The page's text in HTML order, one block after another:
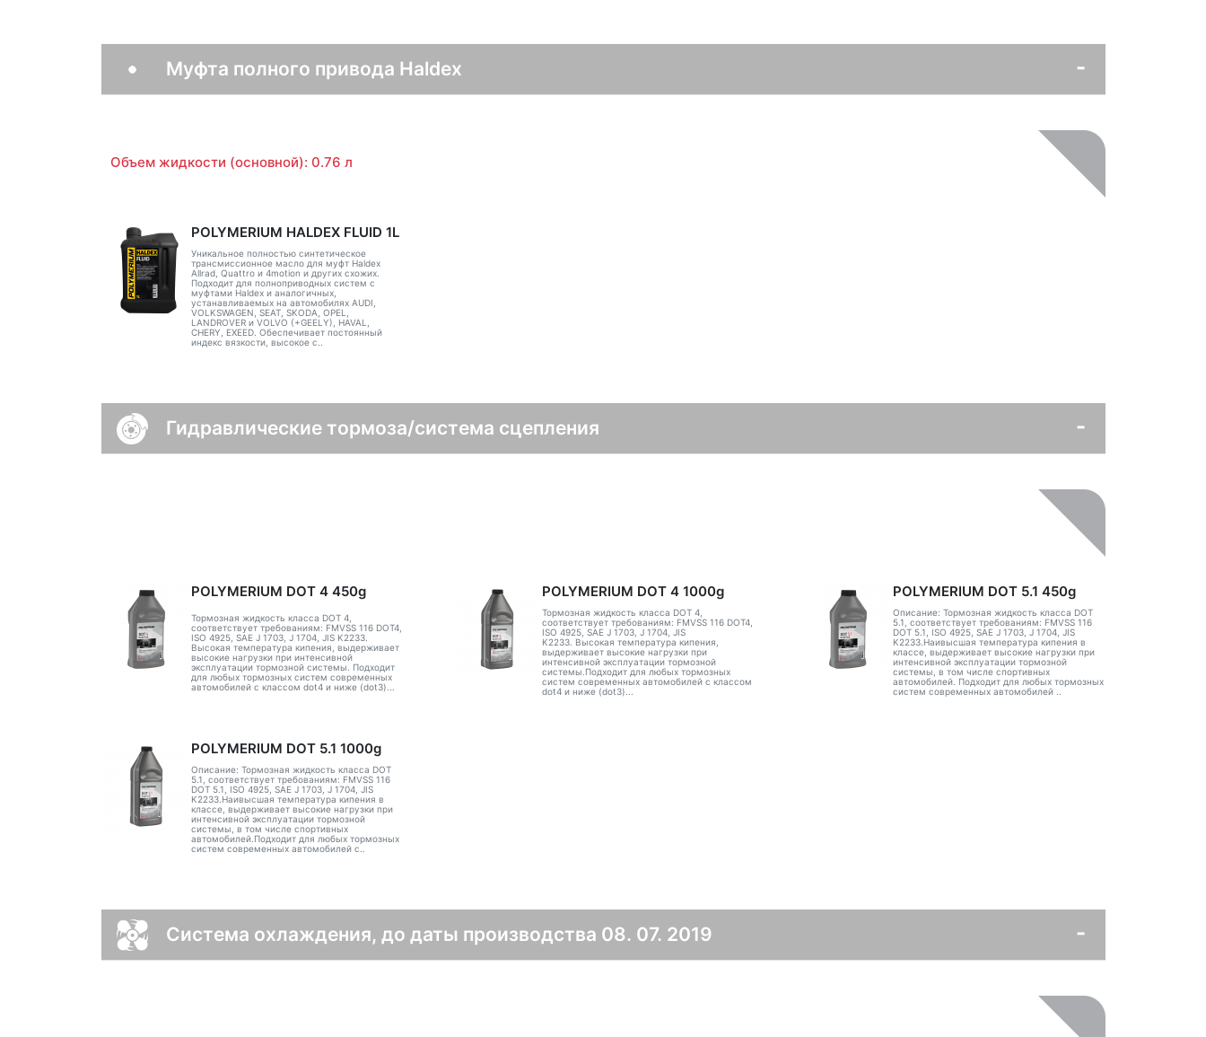
Муфта полного привода Haldex
Объем жидкости (основной): 0.76 л
POLYMERIUM HALDEX FLUID 1L
Уникальное полностью синтетическое
трансмиссионное масло для муфт Haldex
Allrad, Quattro и 4motion и других схожих.
Подходит для полноприводных систем с
муфтами Haldex и аналогичных,
устанавливаемых на автомобилях AUDI,
VOLKSWAGEN, SEAT, SKODA, OPEL,
LANDROVER и VOLVO (+GEELY), HAVAL,
CHERY, EXEED. Обеспечивает постоянный
индекс вязкости, высокое с..
Гидравлические тормоза/система сцепления
POLYMERIUM DOT 4 450g
Тормозная жидкость класса DOT 4,
соответствует требованиям: FMVSS 116 DOT4,
ISO 4925, SAE J 1703, J 1704, JIS K2233.
Высокая температура кипения, выдерживает
высокие нагрузки при интенсивной
эксплуатации тормозной системы. Подходит
для любых тормозных систем современных
автомобилей с классом dot4 и ниже (dot3)...
POLYMERIUM DOT 4 1000g
Тормозная жидкость класса DOT 4,
соответствует требованиям: FMVSS 116 DOT4,
ISO 4925, SAE J 1703, J 1704, JIS
K2233. Высокая температура кипения,
выдерживает высокие нагрузки при
интенсивной эксплуатации тормозной
системы.Подходит для любых тормозных
систем современных автомобилей с классом
dot4 и ниже (dot3)...
POLYMERIUM DOT 5.1 450g
Описание: Тормозная жидкость класса DOT
5.1, соответствует требованиям: FMVSS 116
DOT 5.1, ISO 4925, SAE J 1703, J 1704, JIS
K2233.Наивысшая температура кипения в
классе, выдерживает высокие нагрузки при
интенсивной эксплуатации тормозной
системы, в том числе спортивных
автомобилей. Подходит для любых тормозных
систем современных автомобилей ..
POLYMERIUM DOT 5.1 1000g
Описание: Тормозная жидкость класса DOT
5.1, соответствует требованиям: FMVSS 116
DOT 5.1, ISO 4925, SAE J 1703, J 1704, JIS
K2233.Наивысшая температура кипения в
классе, выдерживает высокие нагрузки при
интенсивной эксплуатации тормозной
системы, в том числе спортивных
автомобилей.Подходит для любых тормозных
систем современных автомобилей с..
Система охлаждения, до даты производства 08. 07. 2019